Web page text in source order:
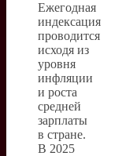
Ежегодная
индексация
проводится
исходя из
уровня
инфляции
и роста
средней
зарплаты
в стране.
В 2025